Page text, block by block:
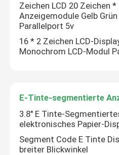
Zeichen LCD 20 Zeichen *
Anzeigemodule Gelb
Parallelport 5v
16 * 2 Zeichen LCD-
Monochrom LCD-Modul
E-Tinte-segmentierte
3.8'' E Tinte-
elektronisches Papier-
Segment Code E Tinte
breiter Blickwinkel